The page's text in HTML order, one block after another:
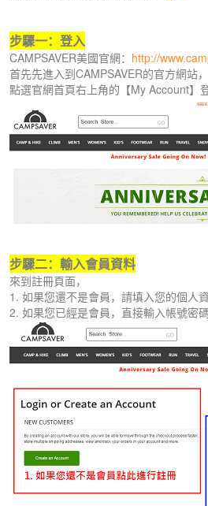
步驟一：登入
CAMPSAVER美國官網： http://
首先先進入到CAMPSAVER的官方網站，
點選官網首頁右上角的【My Account】
步驟二：輸入會員資料
來到註冊頁面，
1. 如果您還不是會員，請填入您的個人
2. 如果您已經是會員，直接輸入帳號密碼